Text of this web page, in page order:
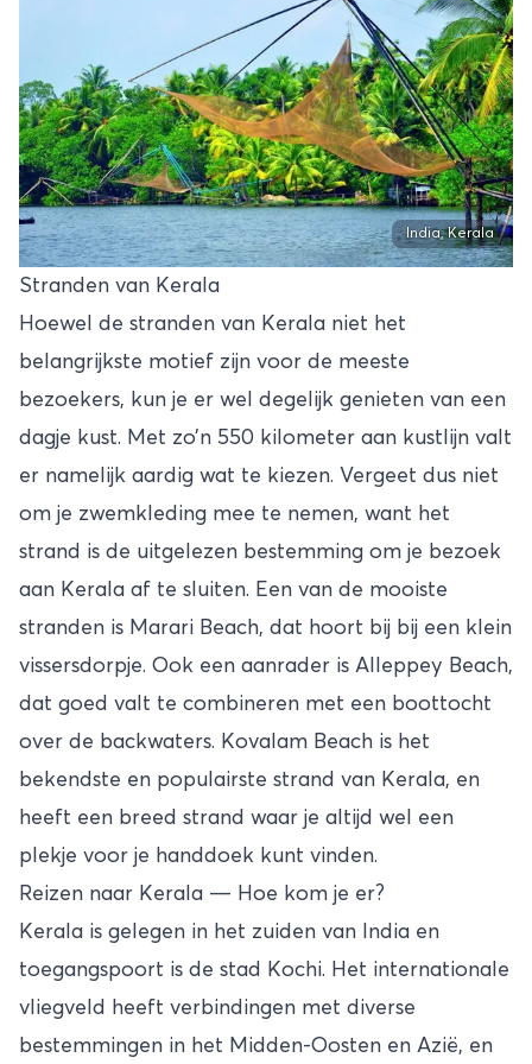
India, Kerala
Stranden van Kerala
Hoewel de stranden van Kerala niet het
belangrijkste motief zijn voor de meeste
bezoekers, kun je er wel degelijk genieten van een
dagje kust. Met zo’n 550 kilometer aan kustlijn valt
er namelijk aardig wat te kiezen. Vergeet dus niet
om je zwemkleding mee te nemen, want het
strand is de uitgelezen bestemming om je bezoek
aan Kerala af te sluiten. Een van de mooiste
stranden is Marari Beach, dat hoort bij bij een klein
vissersdorpje. Ook een aanrader is Alleppey Beach,
dat goed valt te combineren met een boottocht
over de backwaters. Kovalam Beach is het
bekendste en populairste strand van Kerala, en
heeft een breed strand waar je altijd wel een
plekje voor je handdoek kunt vinden.
Reizen naar Kerala — Hoe kom je er?
Kerala is gelegen in het zuiden van India en
toegangspoort is de stad Kochi. Het internationale
vliegveld heeft verbindingen met diverse
bestemmingen in het Midden-Oosten en Azië, en